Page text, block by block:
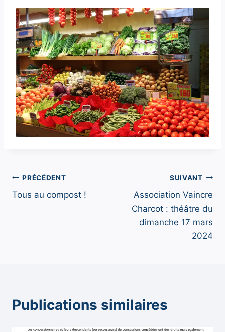
Navigation
de
PRÉCÉDENT
Tous au compost !
SUIVANT
Association Vaincre
Charcot : théâtre du
dimanche 17 mars
2024
Publications similaires